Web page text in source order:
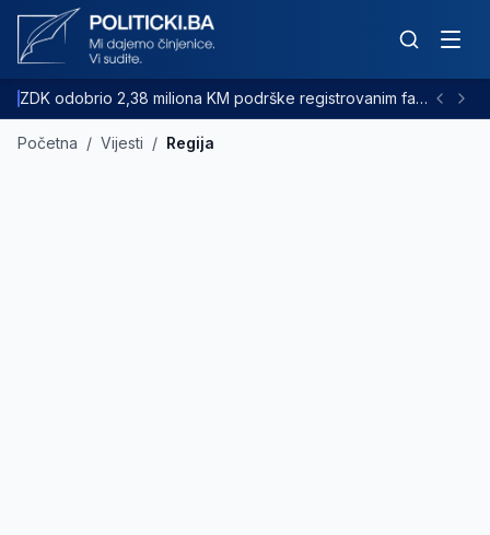
ZDK odobrio 2,38 miliona KM podrške registrovanim farmama goveda
Početna / Vijesti / Regija